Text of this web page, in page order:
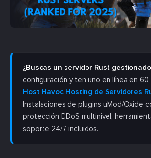
¿Buscas un servidor Rust
configuración y ten uno en línea en 60
Host Havoc Hosting de Servidores
Instalaciones de plugins uMod/Oxide
protección DDoS multinivel,
soporte 24/7 incluidos.